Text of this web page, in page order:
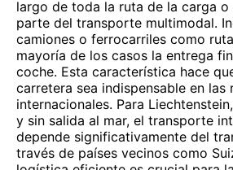
largo de toda la ruta de la carga o
parte del transporte multimodal.
camiones o ferrocarriles como
mayoría de los casos la entrega
coche. Esta característica hace
carretera sea indispensable en las
internacionales. Para
y sin salida al mar, el transporte
depende significativamente del
través de países vecinos como